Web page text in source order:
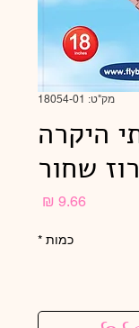
מק"ט: 18054-01
היקרה
רוז שחור
כמות *